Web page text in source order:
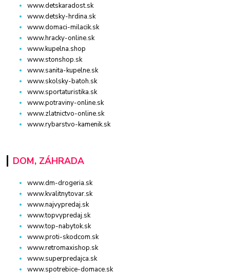
www.detskaradost.sk
www.detsky-hrdina.sk
www.domaci-milacik.sk
www.hracky-online.sk
www.kupelna.shop
www.stonshop.sk
www.sanita-kupelne.sk
www.skolsky-batoh.sk
www.sportaturistika.sk
www.potraviny-online.sk
www.zlatnictvo-online.sk
www.rybarstvo-kamenik.sk
DOM, ZÁHRADA
www.dm-drogeria.sk
www.kvalitnytovar.sk
www.najvypredaj.sk
www.topvypredaj.sk
www.top-nabytok.sk
www.proti-skodcom.sk
www.retromaxishop.sk
www.superpredajca.sk
www.spotrebice-domace.sk